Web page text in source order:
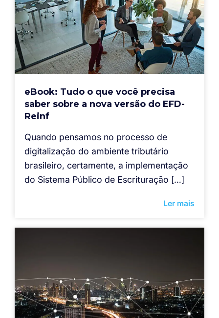
eBook: Tudo o que você precisa
saber sobre a nova versão do EFD-
Reinf
Quando pensamos no processo de
digitalização do ambiente tributário
brasileiro, certamente, a implementação
do Sistema Público de Escrituração […]
Ler mais